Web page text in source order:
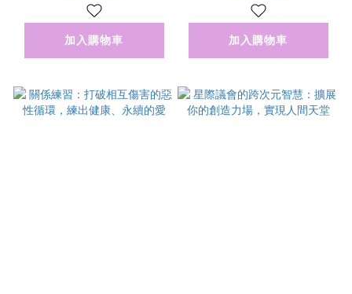
加入購物車
運用的顯化指南
加入購物車